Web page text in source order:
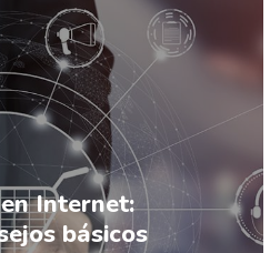
Internet:
básicos